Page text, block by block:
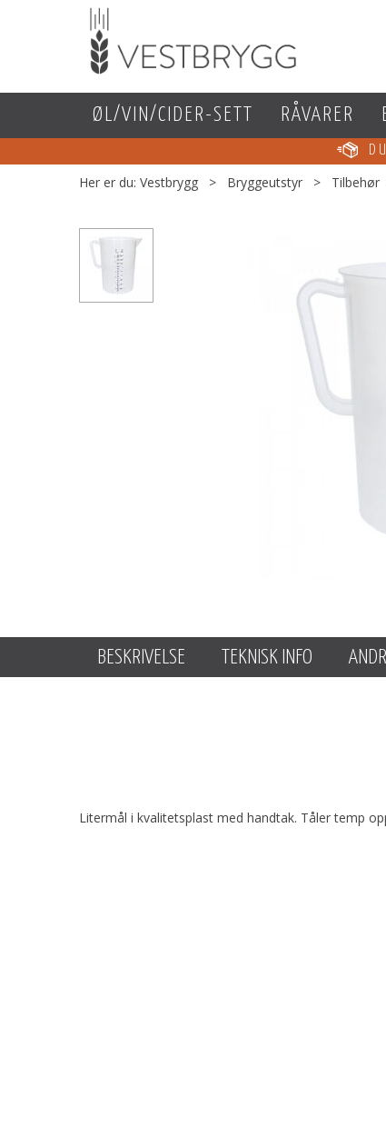
ØL/VIN/CIDER-SETT RÅVARER
Her er du: Vestbrygg > Bryggeutstyr > Tilbehør
BESKRIVELSE TEKNISK INFO
Litermål i kvalitetsplast med handtak. Tåler temp